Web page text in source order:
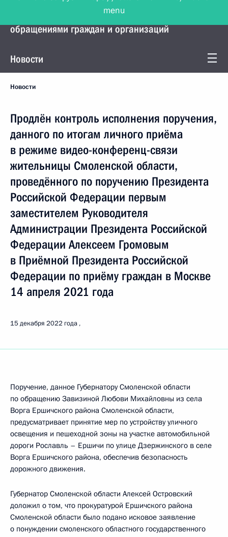
Управление Президента по работе с
обращениями граждан и организаций
Новости
Новости
Продлён контроль исполнения поручения,
данного по итогам личного приёма
в режиме видео-конференц-связи
жительницы Смоленской области,
проведённого по поручению Президента
Российской Федерации первым
заместителем Руководителя
Администрации Президента Российской
Федерации Алексеем Громовым
в Приёмной Президента Российской
Федерации по приёму граждан в Москве
14 апреля 2021 года
15 декабря 2022 года
Поручение, данное Губернатору Смоленской области
по обращению Завизиной Любови Михайловны из села
Ворга Ершичского района Смоленской области,
предусматривает принятие мер по устройству уличного
освещения и пешеходной зоны на участке автомобильной
дороги Рославль – Ершичи по улице Дзержинского в селе
Ворга Ершичского района, обеспечив безопасность
дорожного движения.
Губернатор Смоленской области Алексей Островский
доложил о том, что прокуратурой Ершичского района
Смоленской области было подано исковое заявление
о понуждении смоленского областного государственного